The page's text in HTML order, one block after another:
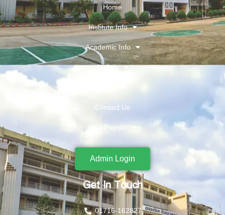
Home
Institute Info
Academic Info
Gallery
Contact Us
Find Payslip
Admin Login
Get In Touch
01716-162827